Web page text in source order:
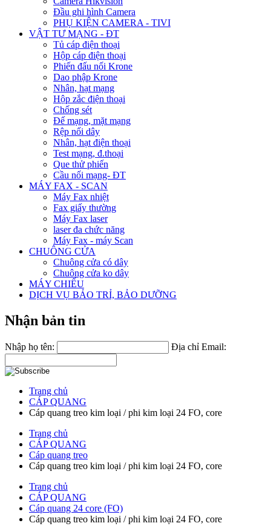
Đầu ghi hình Camera
PHỤ KIỆN CAMERA - TIVI
VẬT TƯ MẠNG - ĐT
Tủ cáp điện thoại
Hộp cáp điện thoại
Phiến đấu nối Krone
Dao phập Krone
Nhân, hạt mạng
Hộp zắc điện thoại
Chống sét
Đế mạng, mặt mạng
Rệp nối dây
Nhân, hạt điện thoại
Test mạng, đ.thoại
Que thử phiến
Cầu nối mạng- ĐT
MÁY FAX - SCAN
Máy Fax nhiệt
Fax giấy thường
Máy Fax laser
laser đa chức năng
Máy Fax - máy Scan
CHUÔNG CỬA
Chuông cửa có dây
Chuông cửa ko dây
MÁY CHIẾU
DỊCH VỤ BẢO TRỈ, BẢO DƯỠNG
Nhận bản tin
Nhập họ tên: Địa chỉ Email:
Trang chủ
CÁP QUANG
Cáp quang treo kim loại / phi kim loại 24 FO, core
Trang chủ
CÁP QUANG
Cáp quang treo
Cáp quang treo kim loại / phi kim loại 24 FO, core
Trang chủ
CÁP QUANG
Cáp quang 24 core (FO)
Cáp quang treo kim loại / phi kim loại 24 FO, core